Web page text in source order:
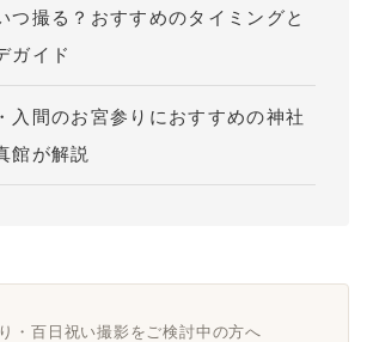
つ撮る？おすすめのタイミングと
ガイド
入間のお宮参りにおすすめの神社
館が解説
・百日祝い撮影をご検討中の方へ